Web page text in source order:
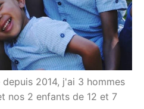
2014, j'ai 3 hommes
nos 2 enfants de 12 et 7